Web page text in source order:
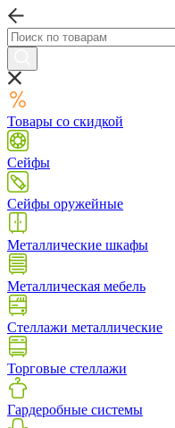
Товары со скидкой
Сейфы
Сейфы оружейные
Металлические шкафы
Металлическая мебель
Стеллажи металлические
Торговые стеллажи
Гардеробные системы